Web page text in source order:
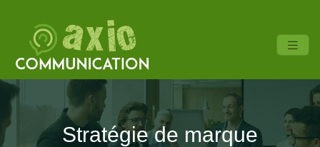
Stratégie de marque